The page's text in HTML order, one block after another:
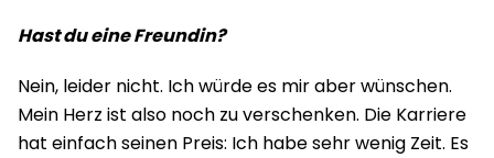
Hast du eine Freundin?
Nein, leider nicht. Ich würde es mir aber wünschen.
Mein Herz ist also noch zu verschenken. Die Karriere
hat einfach seinen Preis: Ich habe sehr wenig Zeit. Es